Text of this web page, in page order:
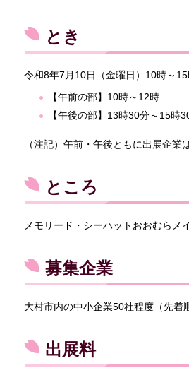
とき
令和8年7月10日（金曜日）10時～15
【午前の部】10時～12時
【午後の部】13時30分～15時
（注記）午前・午後ともに出展企業
ところ
メモリード・シーハットおおむらメ
募集企業
大村市内の中小企業50社程度（先着
出展料